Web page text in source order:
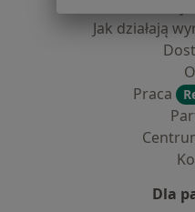
Jak działają
Praca
Dla